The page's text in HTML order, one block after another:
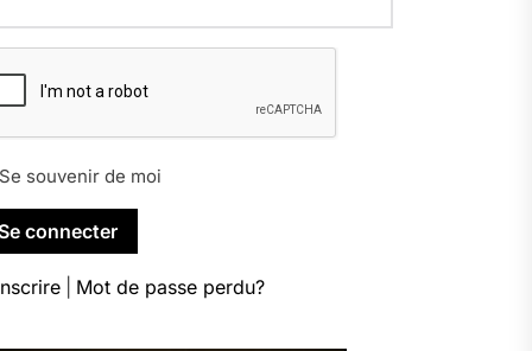
souvenir de moi
Mot de passe perdu?